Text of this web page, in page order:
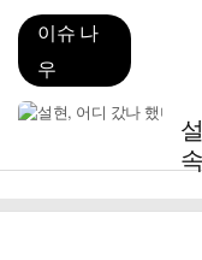
이슈 나
우